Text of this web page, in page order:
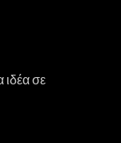
ιδέα σε